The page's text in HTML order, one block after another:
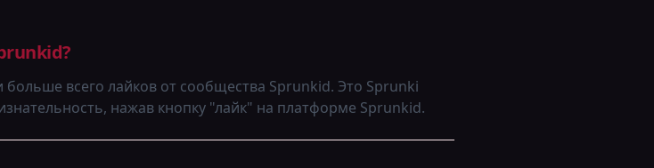
всего лайков от сообщества Sprunkid. Это Sprunki
нажав кнопку "лайк" на платформе Sprunkid.